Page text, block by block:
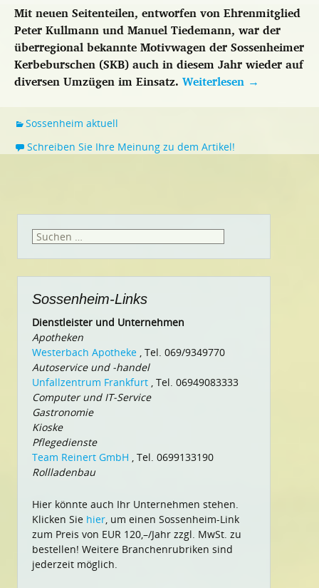
Mit neuen Seitenteilen, entworfen von Ehrenmitglied
Peter Kullmann und Manuel Tiedemann, war der
überregional bekannte Motivwagen der Sossenheimer
Kerbeburschen (SKB) auch in diesem Jahr wieder auf
diversen Umzügen im Einsatz. Weiterlesen →
Sossenheim aktuell
Schreiben Sie Ihre Meinung zu dem Artikel!
Suchen
Sossenheim-Links
Dienstleister und Unternehmen
Apotheken
Westerbach Apotheke , Tel. 069/9349770
Autoservice und -handel
Unfallzentrum Frankfurt , Tel. 06949083333
Computer und IT-Service
Gastronomie
Kioske
Pflegedienste
Team Reinert GmbH , Tel. 0699133190
Rollladenbau
Hier könnte auch Ihr Unternehmen stehen.
Klicken Sie hier , um einen Sossenheim-Link
zum Preis von EUR 120,–/Jahr zzgl. MwSt. zu
bestellen! Weitere Branchenrubriken sind
jederzeit möglich.